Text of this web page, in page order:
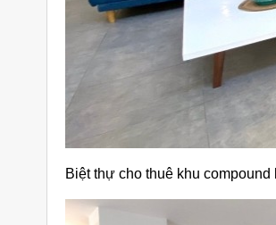
Biệt thự cho thuê khu compound